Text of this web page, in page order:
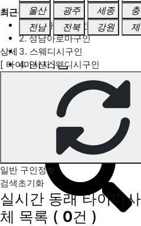
최근검색어
1. 일산마사지구인
2. 성남아로마구인
3. 스웨디시구인
4. 안산스웨디시구인
동래 타이마사지 구인정보
울산
광주 세종
전남
전북 강원
상세
[ 타이마사지 ]
일반 구인정보
검색초기화
실시간 동래 타이마
체 목록 ( 0건 )